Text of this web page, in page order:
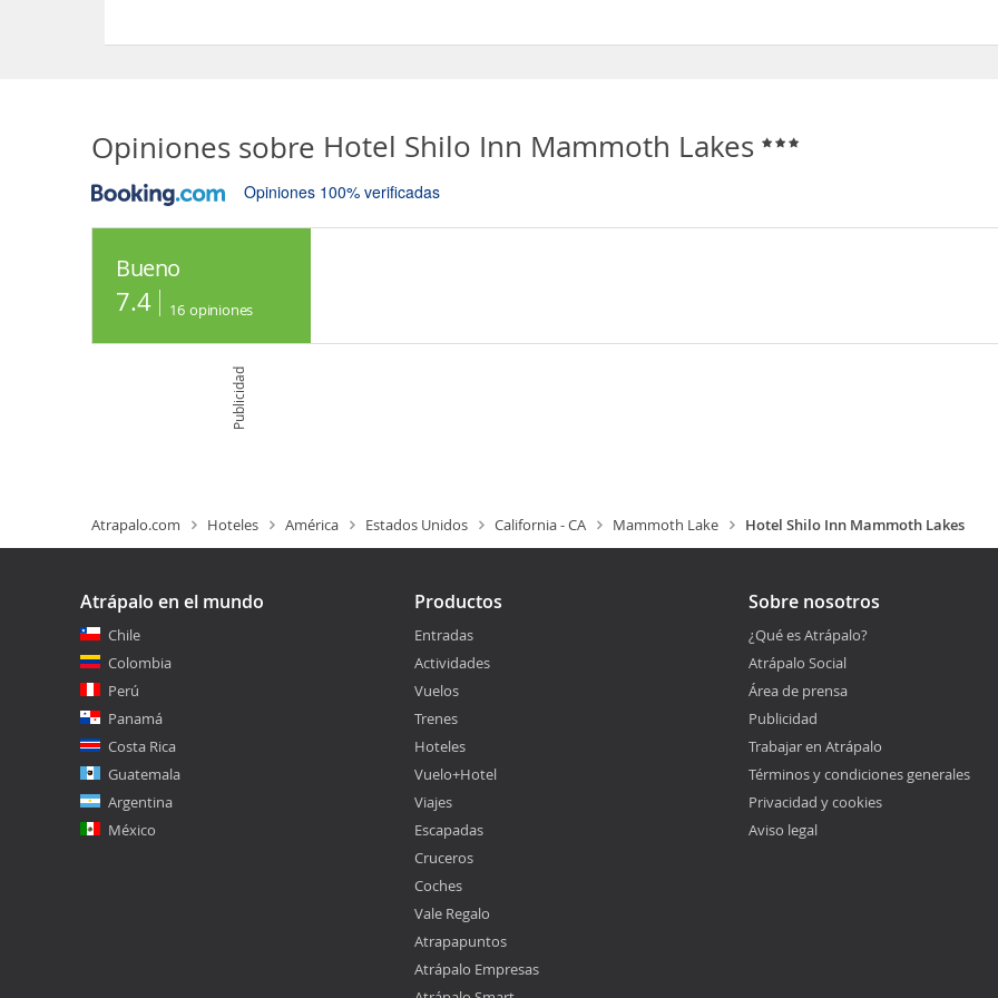
Opiniones sobre Hotel Shilo Inn Mammoth Lakes
Opiniones 100% verificadas
Bueno
7.4 16 opiniones
Publicidad
Atrapalo.com Hoteles América Estados Unidos California - CA Mammoth Lake Hotel Shilo Inn Mammoth Lakes
Atrápalo en el mundo
Chile
Colombia
Perú
Panamá
Costa Rica
Guatemala
Argentina
México
Productos
Entradas
Actividades
Vuelos
Trenes
Hoteles
Vuelo+Hotel
Viajes
Escapadas
Cruceros
Coches
Vale Regalo
Atrapapuntos
Atrápalo Empresas
Sobre nosotros
¿Qué es Atrápalo?
Atrápalo Social
Área de prensa
Publicidad
Trabajar en Atrápalo
Términos y condiciones generales
Privacidad y cookies
Aviso legal